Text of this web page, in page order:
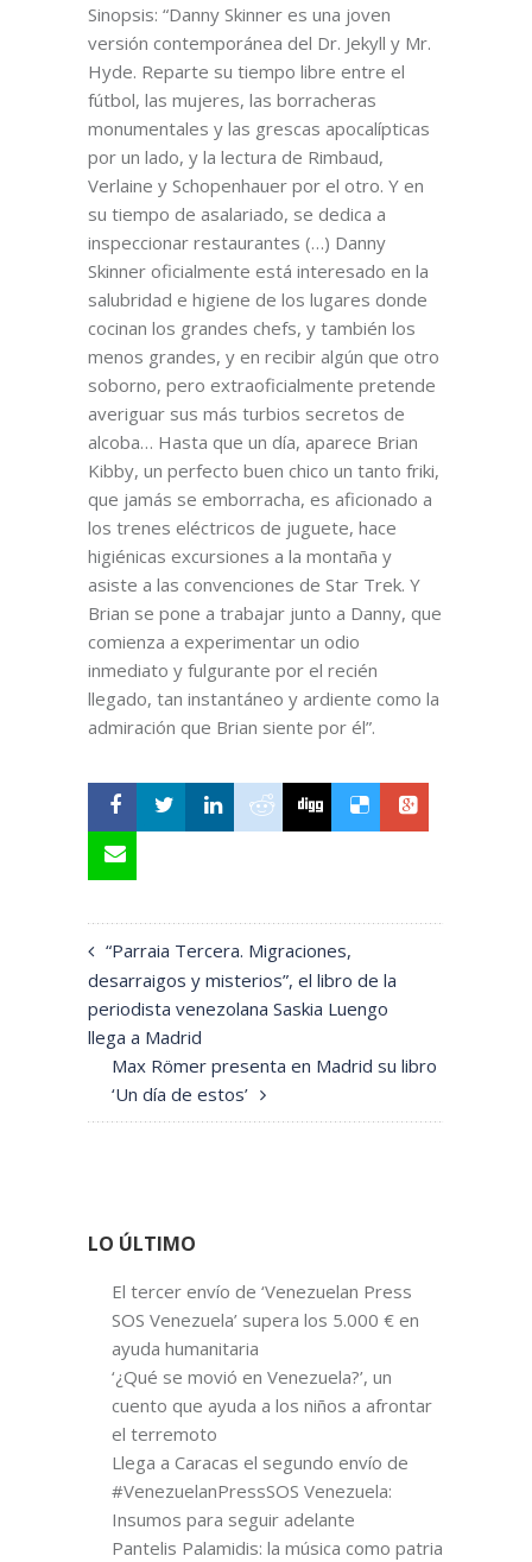
Sinopsis: “Danny Skinner es una joven
versión contemporánea del Dr. Jekyll y Mr.
Hyde. Reparte su tiempo libre entre el
fútbol, las mujeres, las borracheras
monumentales y las grescas apocalípticas
por un lado, y la lectura de Rimbaud,
Verlaine y Schopenhauer por el otro. Y en
su tiempo de asalariado, se dedica a
inspeccionar restaurantes (…) Danny
Skinner oficialmente está interesado en la
salubridad e higiene de los lugares donde
cocinan los grandes chefs, y también los
menos grandes, y en recibir algún que otro
soborno, pero extraoficialmente pretende
averiguar sus más turbios secretos de
alcoba… Hasta que un día, aparece Brian
Kibby, un perfecto buen chico un tanto friki,
que jamás se emborracha, es aficionado a
los trenes eléctricos de juguete, hace
higiénicas excursiones a la montaña y
asiste a las convenciones de Star Trek. Y
Brian se pone a trabajar junto a Danny, que
comienza a experimentar un odio
inmediato y fulgurante por el recién
llegado, tan instantáneo y ardiente como la
admiración que Brian siente por él”.
“Parraia Tercera. Migraciones,
desarraigos y misterios”, el libro de la
periodista venezolana Saskia Luengo
llega a Madrid
Max Römer presenta en Madrid su libro
‘Un día de estos’
LO ÚLTIMO
El tercer envío de ‘Venezuelan Press
SOS Venezuela’ supera los 5.000 € en
ayuda humanitaria
‘¿Qué se movió en Venezuela?’, un
cuento que ayuda a los niños a afrontar
el terremoto
Llega a Caracas el segundo envío de
#VenezuelanPressSOS Venezuela:
Insumos para seguir adelante
Pantelis Palamidis: la música como patria